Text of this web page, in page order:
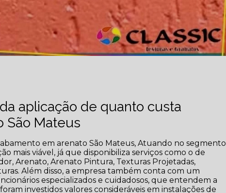
aplicação de quanto custa
São Mateus
em arenato São Mateus, Atuando no segmento
mais viável, já que disponibiliza serviços como o de
Arenato, Arenato Pintura, Texturas Projetadas,
Além disso, a empresa também conta com um
especializados e cuidadosos, que entendem a
investidos valores consideráveis em instalações de